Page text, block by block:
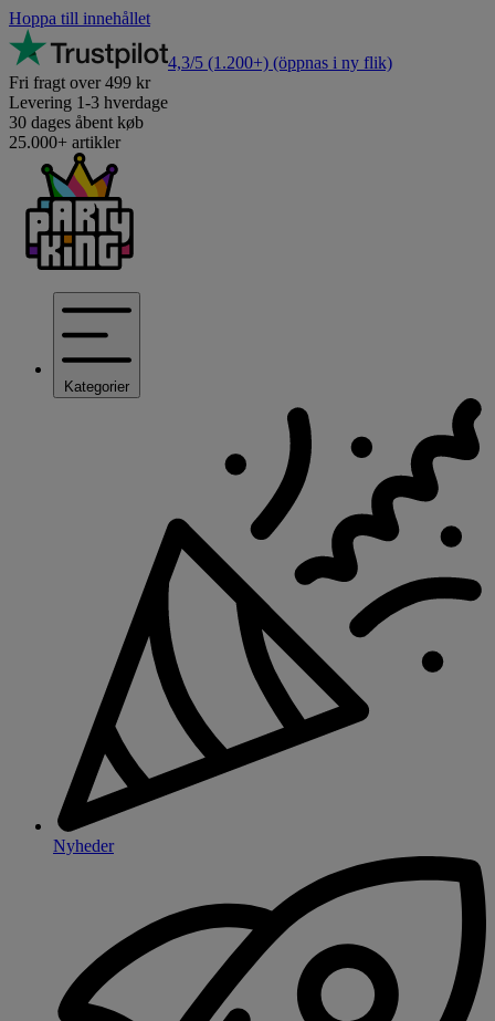
Hoppa till innehållet
4,3/5 (1.200+) (öppnas i ny flik)
Fri fragt over 499 kr
Levering 1-3 hverdage
30 dages åbent køb
25.000+ artikler
Kategorier
Nyheder